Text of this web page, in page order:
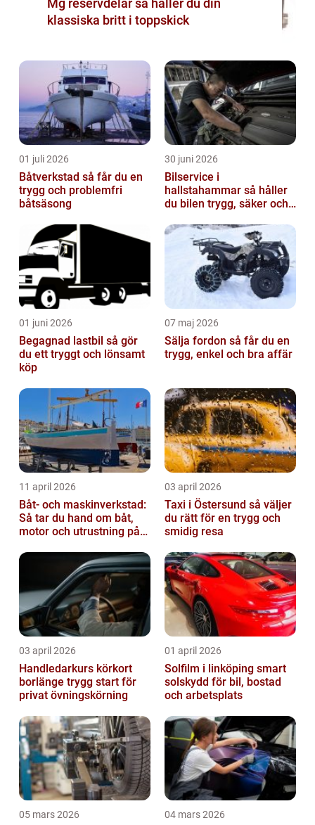
Mg reservdelar så håller du din
klassiska britt i toppskick
01 juli 2026
Båtverkstad så får du en
trygg och problemfri
båtsäsong
30 juni 2026
Bilservice i
hallstahammar så håller
du bilen trygg, säker och
01 juni 2026
Begagnad lastbil så gör
du ett tryggt och lönsamt
köp
07 maj 2026
Sälja fordon så får du en
trygg, enkel och bra affär
11 april 2026
Båt- och maskinverkstad:
Så tar du hand om båt,
motor och utrustning på
03 april 2026
Taxi i Östersund så väljer
du rätt för en trygg och
smidig resa
03 april 2026
Handledarkurs körkort
borlänge trygg start för
privat övningskörning
01 april 2026
Solfilm i linköping smart
solskydd för bil, bostad
och arbetsplats
05 mars 2026 04 mars 2026